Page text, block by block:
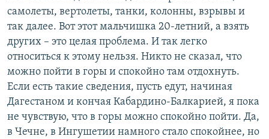
самолеты, вертолеты, танки, колонны, взрывы и
так далее. Вот этот мальчишка 20-летний, а взять
других – это целая проблема. И так легко
относиться к этому нельзя. Никто не сказал, что
можно пойти в горы и спокойно там отдохнуть.
Если есть такие сведения, пусть едут, начиная
Дагестаном и кончая Кабардино-Балкарией, я пока
не чувствую, что в горы можно спокойно пойти. Да,
в Чечне, в Ингушетии намного стало спокойнее, но